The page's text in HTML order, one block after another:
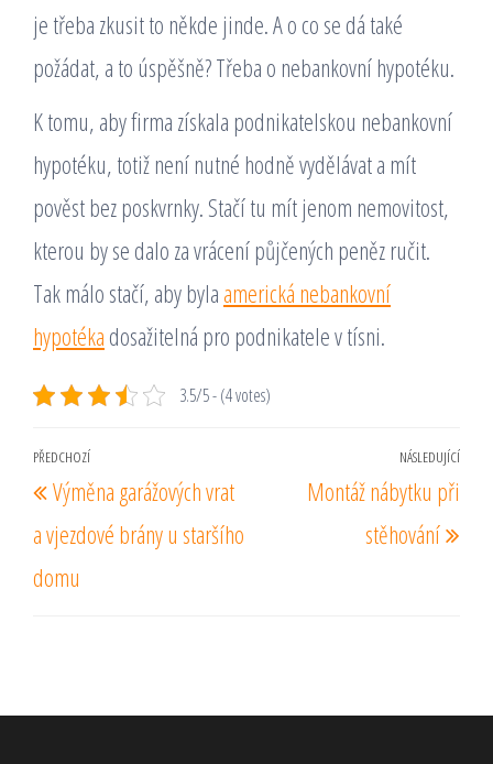
je třeba zkusit to někde jinde. A o co se dá také
požádat, a to úspěšně? Třeba o nebankovní hypotéku.
K tomu, aby firma získala podnikatelskou nebankovní
hypotéku, totiž není nutné hodně vydělávat a mít
pověst bez poskvrnky. Stačí tu mít jenom nemovitost,
kterou by se dalo za vrácení půjčených peněz ručit.
Tak málo stačí, aby byla americká nebankovní
hypotéka dosažitelná pro podnikatele v tísni.
3.5/5 - (4 votes)
Navigace
pro
příspěvek
Předchozí
příspěvek
PŘEDCHOZÍ
Výměna garážových vrat
a vjezdové brány u staršího
domu
NÁSLEDUJÍCÍ
Montáž nábytku při
stěhování